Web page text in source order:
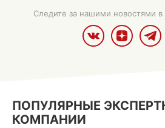
Следите за нашими новостями в
ПОПУЛЯРНЫЕ
КОМПАНИИ